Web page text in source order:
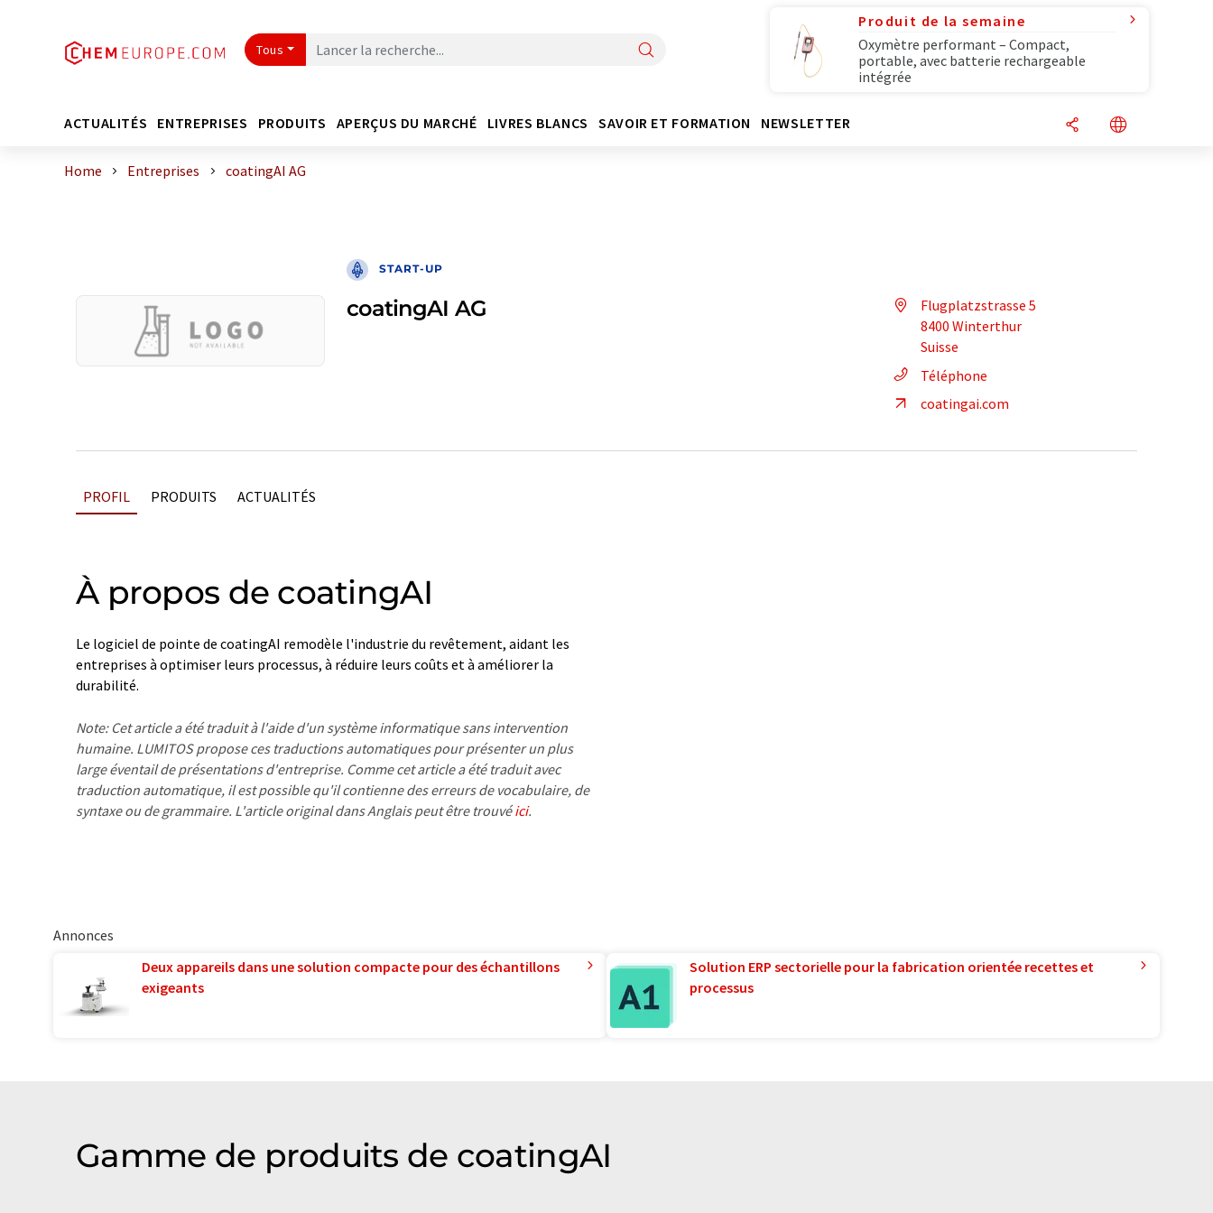
Tous
Produit de la semaine
Oxymètre performant – Compact,
portable, avec batterie rechargeable
intégrée
ACTUALITÉS ENTREPRISES PRODUITS APERÇUS DU MARCHÉ LIVRES BLANCS SAVOIR ET FORMATION NEWSLETTER
Home Entreprises coatingAI AG
START-UP
coatingAI AG
Flugplatzstrasse 5
8400 Winterthur
Suisse
Téléphone
coatingai.com
PROFIL PRODUITS ACTUALITÉS
À propos de coatingAI
Le logiciel de pointe de coatingAI remodèle l'industrie du revêtement, aidant les
entreprises à optimiser leurs processus, à réduire leurs coûts et à améliorer la
durabilité.
Note: Cet article a été traduit à l'aide d'un système informatique sans intervention
humaine. LUMITOS propose ces traductions automatiques pour présenter un plus
large éventail de présentations d'entreprise. Comme cet article a été traduit avec
traduction automatique, il est possible qu'il contienne des erreurs de vocabulaire, de
syntaxe ou de grammaire. L'article original dans Anglais peut être trouvéici.
Annonces
Deux appareils dans une solution compacte pour des échantillons
exigeants
Solution ERP sectorielle pour la fabrication orientée recettes et
processus
Gamme de produits de coatingAI